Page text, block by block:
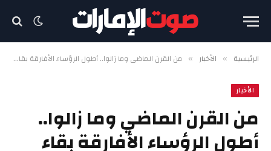
الرئيسية » الأخبار » من القرن الماضي وما زالوا.. أطول الرؤساء الأفارقة بقاء في السلطة
الأخبار
من القرن الماضي وما زالوا..
أطول الرؤساء الأفارقة بقاء